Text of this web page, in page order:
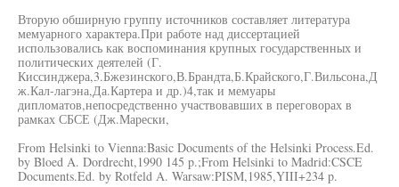
Вторую обширную группу источников составляет литература
мемуарного характера.При работе над диссертацией
использовались как воспоминания крупных государственных и
политических деятелей (Г.
Киссинджера,3.Бжезинского,В.Брандта,Б.Крайского,Г.Вильсона,Д
ж.Кал-лагэна,Да.Картера и др.)4,так и мемуары
дипломатов,непосредственно участвовавших в переговорах в
рамках СБСЕ (Дж.Марески,
From Helsinki to Vienna:Basic Documents of the Helsinki Process.Ed.
by Bloed A. Dordrecht,1990 145 p.;From Helsinki to Madrid:CSCE
Documents.Ed. by Rotfeld A. Warsaw:PISM,1985,YIII+234 p.